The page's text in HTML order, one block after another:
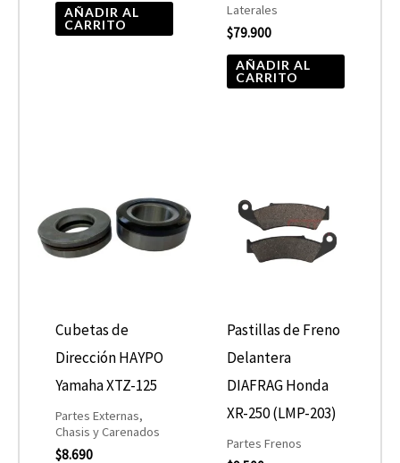
AÑADIR AL
CARRITO
Laterales
$79.900
AÑADIR AL
CARRITO
Cubetas de
Dirección HAYPO
Yamaha XTZ-125
Partes Externas,
Chasis y Carenados
$8.690
Pastillas de Freno
Delantera
DIAFRAG Honda
XR-250 (LMP-203)
Partes Frenos